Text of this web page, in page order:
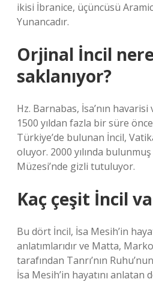
ikisi İbranice, üçüncüsü
Yunancadır.
Orjinal İncil
saklanıyor?
Hz. Barnabas, İsa’nın
1500 yıldan fazla bir süre önce
Türkiye’de bulunan İncil,
oluyor. 2000 yılında
Müzesi’nde gizli tutuluyor.
Kaç çeşit İncil
Bu dört İncil, İsa Mesih’in
anlatımlarıdır ve Matta,
tarafından Tanrı’nın
İsa Mesih’in hayatını anlatan